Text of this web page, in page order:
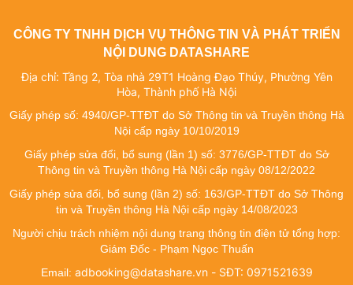
CÔNG TY TNHH DỊCH VỤ THÔNG TIN VÀ PHÁT TRIỂN
NỘI DUNG DATASHARE
Địa chỉ: Tầng 2, Tòa nhà 29T1 Hoàng Đạo Thúy, Phường Yên
Hòa, Thành phố Hà Nội
Giấy phép số: 4940/GP-TTĐT do Sở Thông tin và Truyền thông Hà
Nội cấp ngày 10/10/2019
Giấy phép sửa đổi, bổ sung (lần 1) số: 3776/GP-TTĐT do Sở
Thông tin và Truyền thông Hà Nội cấp ngày 08/12/2022
Giấy phép sửa đổi, bổ sung (lần 2) số: 163/GP-TTĐT do Sở Thông
tin và Truyền thông Hà Nội cấp ngày 14/08/2023
Người chịu trách nhiệm nội dung trang thông tin điện tử tổng hợp:
Giám Đốc - Phạm Ngọc Thuấn
Email: adbooking@datashare.vn - SĐT: 0971521639